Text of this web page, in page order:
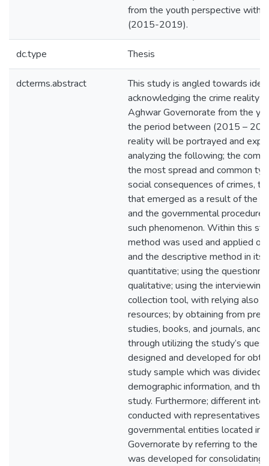
from the youth perspective
(2015-2019).
dc.type Thesis
dcterms.abstract
This study is angled towards
acknowledging the crime reality
Aghwar Governorate from the
the period between (2015 –
reality will be portrayed and
analyzing the following; the
the most spread and common
social consequences of crimes,
that emerged as a result of the
and the governmental
such phenomenon. Within this
method was used and applied
and the descriptive method in its
quantitative; using the
qualitative; using the
collection tool, with relying also
resources; by obtaining from
studies, books, and journals, and
through utilizing the study’s
designed and developed for
study sample which was divided
demographic information, and
study. Furthermore; different
conducted with representatives
governmental entities located in
Governorate by referring to the
was developed for consolidating